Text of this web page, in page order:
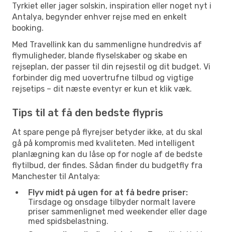
Tyrkiet eller jager solskin, inspiration eller noget nyt i
Antalya, begynder enhver rejse med en enkelt
booking.
Med Travellink kan du sammenligne hundredvis af
flymuligheder, blande flyselskaber og skabe en
rejseplan, der passer til din rejsestil og dit budget. Vi
forbinder dig med uovertrufne tilbud og vigtige
rejsetips – dit næste eventyr er kun et klik væk.
Tips til at få den bedste flypris
At spare penge på flyrejser betyder ikke, at du skal
gå på kompromis med kvaliteten. Med intelligent
planlægning kan du låse op for nogle af de bedste
flytilbud, der findes. Sådan finder du budgetfly fra
Manchester til Antalya:
Flyv midt på ugen for at få bedre priser:
Tirsdage og onsdage tilbyder normalt lavere
priser sammenlignet med weekender eller dage
med spidsbelastning.